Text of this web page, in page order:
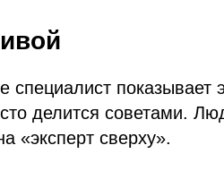
специалист показывает
делится советами.
«эксперт сверху».